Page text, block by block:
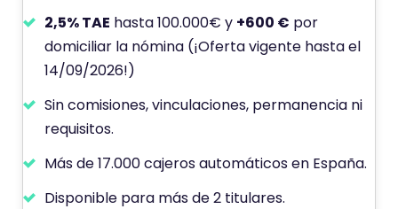
e
2,5% TAE hasta 100.000€ y +600 € por
domiciliar la nómina (¡Oferta vigente hasta el
14/09/2026!)
Sin comisiones, vinculaciones, permanencia ni
requisitos.
Más de 17.000 cajeros automáticos en España.
Disponible para más de 2 titulares.